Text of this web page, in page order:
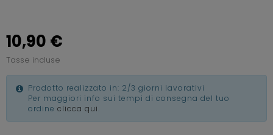
10,90 €
Tasse incluse
Prodotto realizzato in: 2/3 giorni lavorativi
Per maggiori info sui tempi di consegna del tuo
ordine clicca qui.